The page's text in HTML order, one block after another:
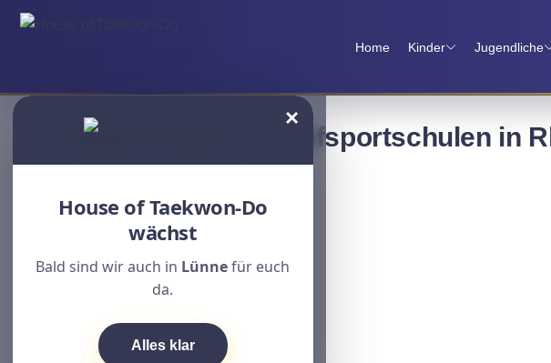
Home Kinder Jugendliche
Unsere Kampfsportschulen in
×
House of Taekwon-Do
wächst
Bald sind wir auch in Lünnefür euch
da.
Alles klar